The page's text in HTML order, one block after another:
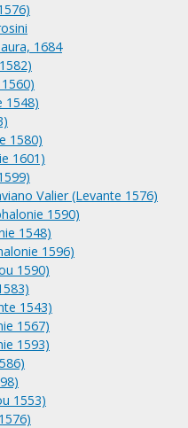
1684
1548)
1580)
1601)
Valier (Levante 1576)
1590)
1548)
1596)
1590)
1543)
1567)
1593)
1553)